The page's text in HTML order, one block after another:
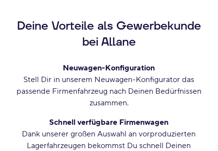
Deine Vorteile als Gewerbekunde
bei Allane
Neuwagen-Konfiguration
Stell Dir in unserem Neuwagen-Konfigurator das
passende Firmenfahrzeug nach Deinen Bedürfnissen
zusammen.
Schnell verfügbare Firmenwagen
Dank unserer großen Auswahl an vorproduzierten
Lagerfahrzeugen bekommst Du schnell Deinen